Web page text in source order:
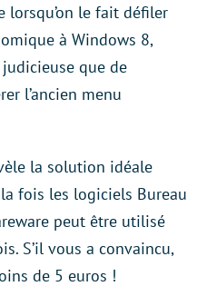
le fait défiler
à Windows 8,
que de
l’ancien menu
la solution idéale
fois les logiciels Bureau
peut être utilisé
S’il vous a convaincu,
de 5 euros !